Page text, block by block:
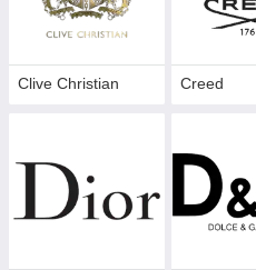
Clive Christian Creed